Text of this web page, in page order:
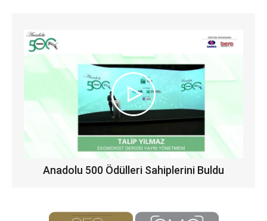
Anadolu 500 Ödülleri Sahiplerini Buldu